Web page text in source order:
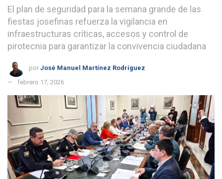
El plan de seguridad para la semana grande de las
fiestas josefinas refuerza la vigilancia en
infraestructuras críticas, accesos y control de
pirotecnia para garantizar la convivencia ciudadana
por José Manuel Martínez Rodríguez
febrero 17, 2026